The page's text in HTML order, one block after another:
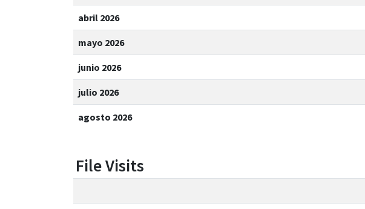
abril 2026
mayo 2026
junio 2026
julio 2026
agosto 2026
File Visits